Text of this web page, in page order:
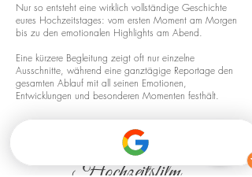
Nur so entsteht eine wirklich vollständige Geschichte
eures Hochzeitstages: vom ersten Moment am Morgen
bis zu den emotionalen Highlights am Abend.
Eine kürzere Begleitung zeigt oft nur einzelne
Ausschnitte, während eine ganztägige Reportage den
gesamten Ablauf mit all seinen Emotionen,
Entwicklungen und besonderen Momenten festhält.
Drohnenaufnahmen für euren